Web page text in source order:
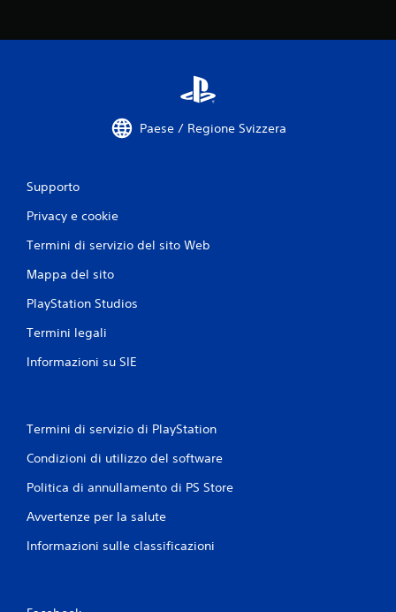
z
Paese / Regione Svizzera
Supporto
Privacy e cookie
Termini di servizio del sito Web
Mappa del sito
PlayStation Studios
Termini legali
Informazioni su SIE
Termini di servizio di PlayStation
Condizioni di utilizzo del software
Politica di annullamento di PS Store
Avvertenze per la salute
Informazioni sulle classificazioni